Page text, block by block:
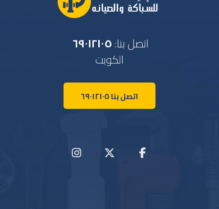
اتصل بنا:٦٩٠١٢١٠٥
الكويت
اتصل بنا ٦٩٠١٢١٠٥